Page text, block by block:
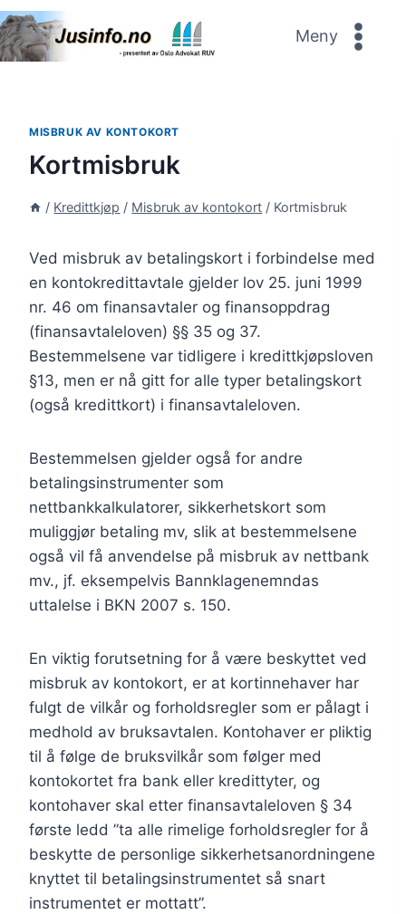
Skip
to
content
Meny
MISBRUK AV KONTOKORT
Kortmisbruk
/ Kredittkjøp / Misbruk av kontokort / Kortmisbruk
Ved misbruk av betalingskort i forbindelse med
en kontokredittavtale gjelder lov 25. juni 1999
nr. 46 om finansavtaler og finansoppdrag
(finansavtaleloven) §§ 35 og 37.
Bestemmelsene var tidligere i kredittkjøpsloven
§13, men er nå gitt for alle typer betalingskort
(også kredittkort) i finansavtaleloven.
Bestemmelsen gjelder også for andre
betalingsinstrumenter som
nettbankkalkulatorer, sikkerhetskort som
muliggjør betaling mv, slik at bestemmelsene
også vil få anvendelse på misbruk av nettbank
mv., jf. eksempelvis Bannklagenemndas
uttalelse i BKN 2007 s. 150.
En viktig forutsetning for å være beskyttet ved
misbruk av kontokort, er at kortinnehaver har
fulgt de vilkår og forholdsregler som er pålagt i
medhold av bruksavtalen. Kontohaver er pliktig
til å følge de bruksvilkår som følger med
kontokortet fra bank eller kredittyter, og
kontohaver skal etter finansavtaleloven § 34
første ledd ”ta alle rimelige forholdsregler for å
beskytte de personlige sikkerhetsanordningene
knyttet til betalingsinstrumentet så snart
instrumentet er mottatt”.